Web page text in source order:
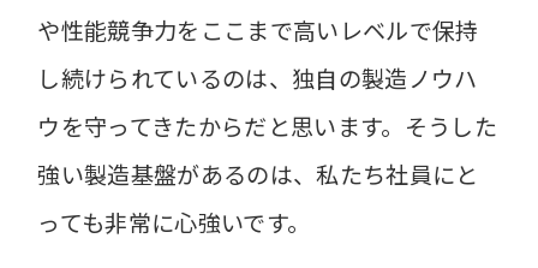
や性能競争力をここまで高いレベルで保持
し続けられているのは、独自の製造ノウハ
ウを守ってきたからだと思います。そうした
強い製造基盤があるのは、私たち社員にと
っても非常に心強いです。